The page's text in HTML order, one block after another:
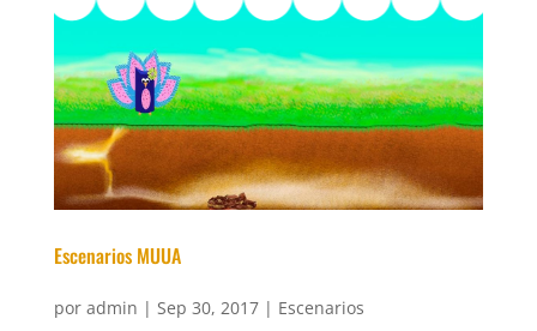
Escenarios MUUA
por admin | Sep 30, 2017| Escenarios